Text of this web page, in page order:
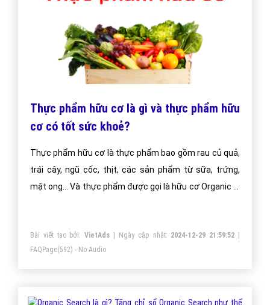
Thực phẩm hữu cơ là gì và thực phẩm hữu
cơ có tốt sức khoẻ?
Thực phẩm hữu cơ là thực phẩm bao gồm rau củ quả,
trái cây, ngũ cốc, thịt, các sản phẩm từ sữa, trứng,
mật ong… Và thực phẩm được gọi là hữu cơ Organic là
Bài viết tạo bởi:VietAds | Ngày cập nhật: 2024-12-29 21:59:52
FAQPage(592) - No Audio